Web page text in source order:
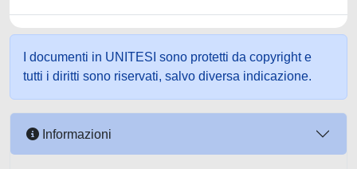
I documenti in UNITESI sono protetti da copyright e
tutti i diritti sono riservati, salvo diversa indicazione.
Informazioni